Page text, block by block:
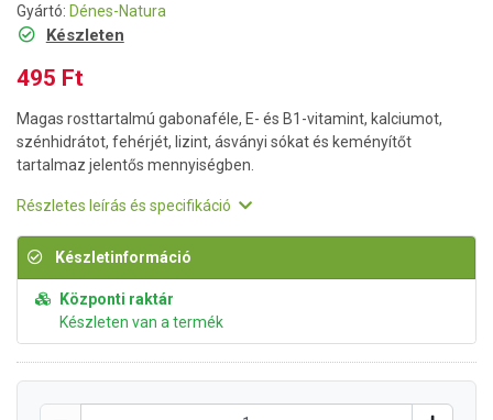
Gyártó: Dénes-Natura
Készleten
495 Ft
Magas rosttartalmú gabonaféle, E- és B1-vitamint, kalciumot,
szénhidrátot, fehérjét, lizint, ásványi sókat és keményítőt
tartalmaz jelentős mennyiségben.
Részletes leírás és specifikáció
Készletinformáció
Központi raktár
Készleten van a termék